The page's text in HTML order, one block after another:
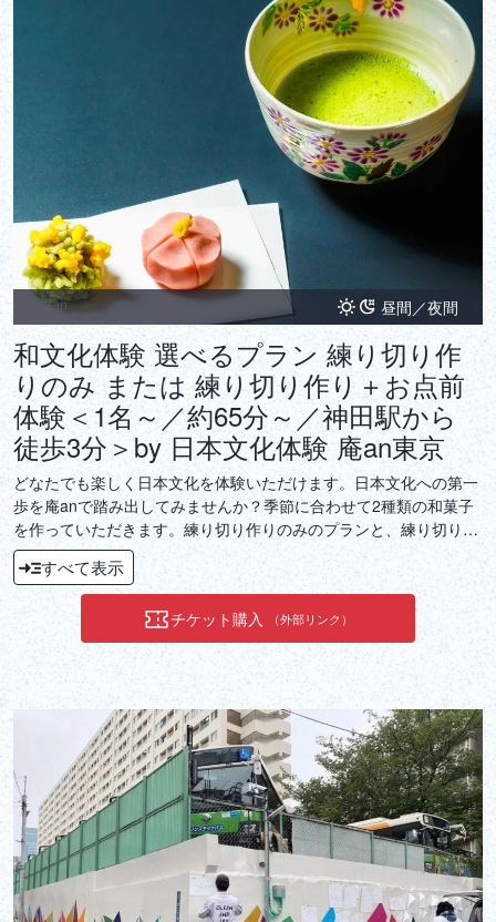
昼間／夜間
和文化体験 選べるプラン 練り切り作
りのみ または 練り切り作り＋お点前
体験＜1名～／約65分～／神田駅から
徒歩3分＞by 日本文化体験 庵an東京
どなたでも楽しく日本文化を体験いただけます。日本文化への第一
歩を庵anで踏み出してみませんか？季節に合わせて2種類の和菓子
を作っていただきます。練り切り作りのみのプランと、練り切り作
り＋お点前体験のセットプランをご用意いたしました。お時間とご
希望に合ったプランでぜひご参加ください！
すべて表示
チケット購入 （外部リンク）